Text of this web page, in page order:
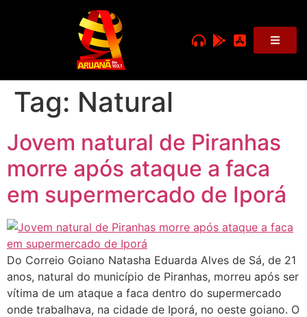
Tag: Natural
Jovem natural de Piranhas
morre após ataque a faca
em supermercado de Iporá
Do Correio Goiano Natasha Eduarda Alves de Sá, de 21
anos, natural do município de Piranhas, morreu após ser
vítima de um ataque a faca dentro do supermercado
onde trabalhava, na cidade de Iporá, no oeste goiano. O